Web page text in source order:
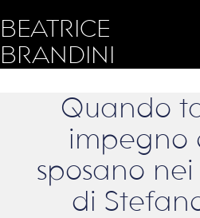
BEATRICE
BRANDINI
Quando
impegno
sposano
di